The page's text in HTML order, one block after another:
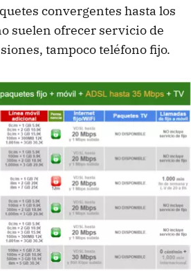
convergentes hasta los
suelen ofrecer servicio de
tampoco teléfono fijo.